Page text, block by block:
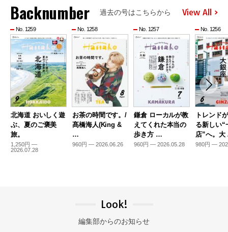
Backnumber 過去の号はこちらから View All
No. 1259
北海道 おいしく遊
ぶ、夏のご褒美
旅。
1,250円 —
2026.07.28
No. 1258
お茶の時間です。/
髙橋海人(King &
…
960円 — 2026.06.26
No. 1257
鎌倉 ローカルが教
えてくれた本当の
歩き方 …
960円 — 2026.05.28
No. 1256
トレンド
る新しい“
店”へ。
980円 —
Look!
編集部からのお知らせ